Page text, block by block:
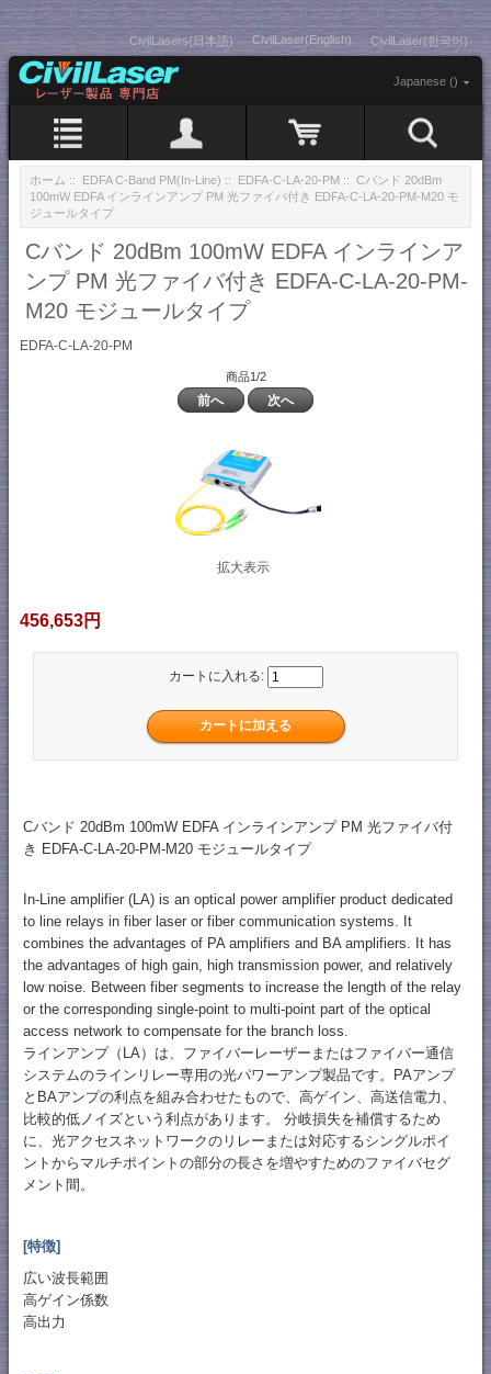
CivilLasers(日本語) CivilLaser(English) CivilLaser(한국어)
Japanese ()
ホーム :: EDFA C-Band PM(In-Line) :: EDFA-C-LA-20-PM :: Cバンド 20dBm
100mW EDFA インラインアンプ PM 光ファイバ付き EDFA-C-LA-20-PM-M20 モ
ジュールタイプ
Cバンド 20dBm 100mW EDFA インラインア
ンプ PM 光ファイバ付き EDFA-C-LA-20-PM-
M20 モジュールタイプ
EDFA-C-LA-20-PM
商品1/2
前へ 次へ
拡大表示
456,653円
カートに入れる:
Cバンド 20dBm 100mW EDFA インラインアンプ PM 光ファイバ付
き EDFA-C-LA-20-PM-M20 モジュールタイプ
In-Line amplifier (LA) is an optical power amplifier product dedicated
to line relays in fiber laser or fiber communication systems. It
combines the advantages of PA amplifiers and BA amplifiers. It has
the advantages of high gain, high transmission power, and relatively
low noise. Between fiber segments to increase the length of the relay
or the corresponding single-point to multi-point part of the optical
access network to compensate for the branch loss.
ラインアンプ（LA）は、ファイバーレーザーまたはファイバー通信
システムのラインリレー専用の光パワーアンプ製品です。PAアンプ
とBAアンプの利点を組み合わせたもので、高ゲイン、高送信電力、
比較的低ノイズという利点があります。 分岐損失を補償するため
に、光アクセスネットワークのリレーまたは対応するシングルポイ
ントからマルチポイントの部分の長さを増やすためのファイバセグ
メント間。
[特徴]
広い波長範囲
高ゲイン係数
高出力